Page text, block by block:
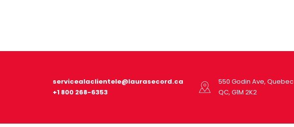
servicealaclientele@laurasecord.ca
+1 800 268-6353
550 Godin Ave, Quebec
QC, G1M 2K2